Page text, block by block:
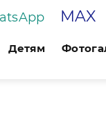
MAX
Детям